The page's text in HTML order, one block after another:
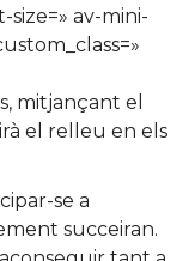
av-mini-
mitjançant el
el relleu en els
se a
succeiran.